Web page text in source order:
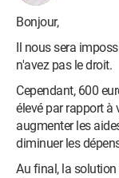
Bonjour,
Il nous sera
n'avez pas le droit.
Cependant, 600
élevé par rapport à
augmenter les
diminuer les
Au final, la